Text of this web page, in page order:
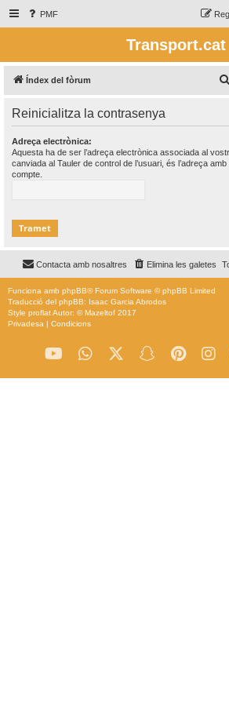
PMF
Transport.cat
Índex del fòrum
Reinicialitza la contrasenya
Adreça electrònica:
Aquesta ha de ser l’adreça electrònica associada al
canviada al Tauler de control de l’usuari, és l’adreça
compte.
Elimina les galetes
Contacta amb nosaltres
Funciona amb phpBB® Forum Software © phpBB Limited
Traducció del phpBB: Isaac Garcia Abrodos
Style proflatAutor: ©Mazeltof 2017
Privadesa | Condicions